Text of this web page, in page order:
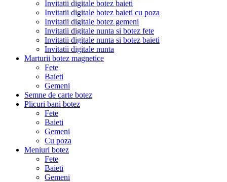
Invitatii digitale botez baieti
Invitatii digitale botez baieti cu poza
Invitatii digitale botez gemeni
Invitatii digitale nunta si botez fete
Invitatii digitale nunta si botez baieti
Invitatii digitale nunta
Marturii botez magnetice
Fete
Baieti
Gemeni
Semne de carte botez
Plicuri bani botez
Fete
Baieti
Gemeni
Cu poza
Meniuri botez
Fete
Baieti
Gemeni